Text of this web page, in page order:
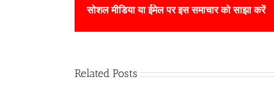
सोशल मीडिया या ईमेल पर इस समाचार को साझा करें
Related Posts